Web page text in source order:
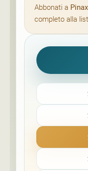
Abbonati a
completo alla